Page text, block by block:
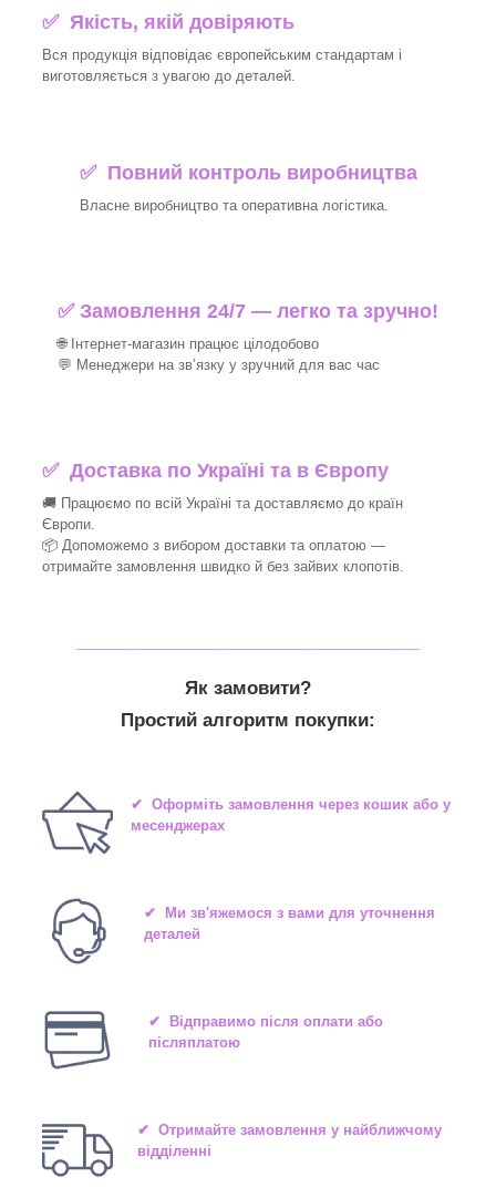
✅ Якість, якій довіряють
Вся продукція відповідає європейським стандартам і
виготовляється з увагою до деталей.
✅ Повний контроль виробництва
Власне виробництво та оперативна логістика.
✅ Замовлення 24/7 — легко та зручно!
🌐 Інтернет-магазин працює цілодобово
💬 Менеджери на зв’язку у зручний для вас час
✅Доставка по Україні та в Європу
🚚 Працюємо по всій Україні та доставляємо до країн
Європи.
📦 Допоможемо з вибором доставки та оплатою —
отримайте замовлення швидко й без зайвих клопотів.
Як замовити?
Простий алгоритм покупки:
✔ Оформіть замовлення через кошик або у
месенджерах
✔ Ми зв'яжемося з вами для уточнення
деталей
✔ Відправимо після оплати або
післяплатою
✔ Отримайте замовлення у найближчому
відділенні